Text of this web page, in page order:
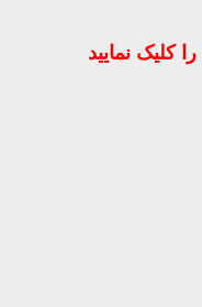
را کلیک نمایید